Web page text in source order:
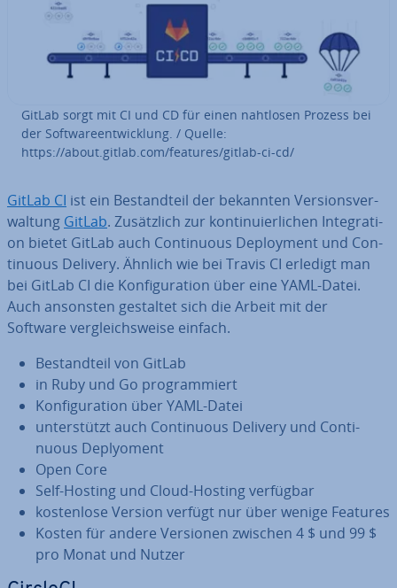
GitLab sorgt mit CI und CD für einen nahtlosen Prozess bei
der Soft­ware­ent­wick­lung. / Quelle:
https://about.gitlab.com/features/gitlab-ci-cd/
GitLab CI ist ein Be­stand­teil der bekannten Ver­si­ons­ver­
wal­tung GitLab. Zu­sätz­lich zur kon­ti­nu­ier­li­chen In­te­gra­ti­
on bietet GitLab auch Con­ti­nuous De­ploy­ment und Con­
ti­nuous Delivery. Ähnlich wie bei Travis CI erledigt man
bei GitLab CI die Kon­fi­gu­ra­ti­on über eine YAML-Datei.
Auch ansonsten gestaltet sich die Arbeit mit der
Software ver­gleichs­wei­se einfach.
Be­stand­teil von GitLab
in Ruby und Go pro­gram­miert
Kon­fi­gu­ra­ti­on über YAML-Datei
un­ter­stützt auch Con­ti­nuous Delivery und Con­ti­
nuous De­ply­o­ment
Open Core
Self-Hosting und Cloud-Hosting verfügbar
kos­ten­lo­se Version verfügt nur über wenige Features
Kosten für andere Versionen zwischen 4 $ und 99 $
pro Monat und Nutzer